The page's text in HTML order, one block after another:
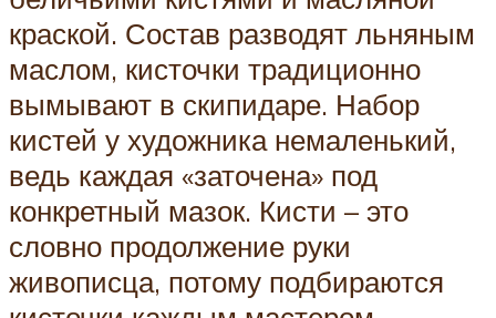
краской. Состав разводят льняным
маслом, кисточки традиционно
вымывают в скипидаре. Набор
кистей у художника немаленький,
ведь каждая «заточена» под
конкретный мазок. Кисти – это
словно продолжение руки
живописца, потому подбираются